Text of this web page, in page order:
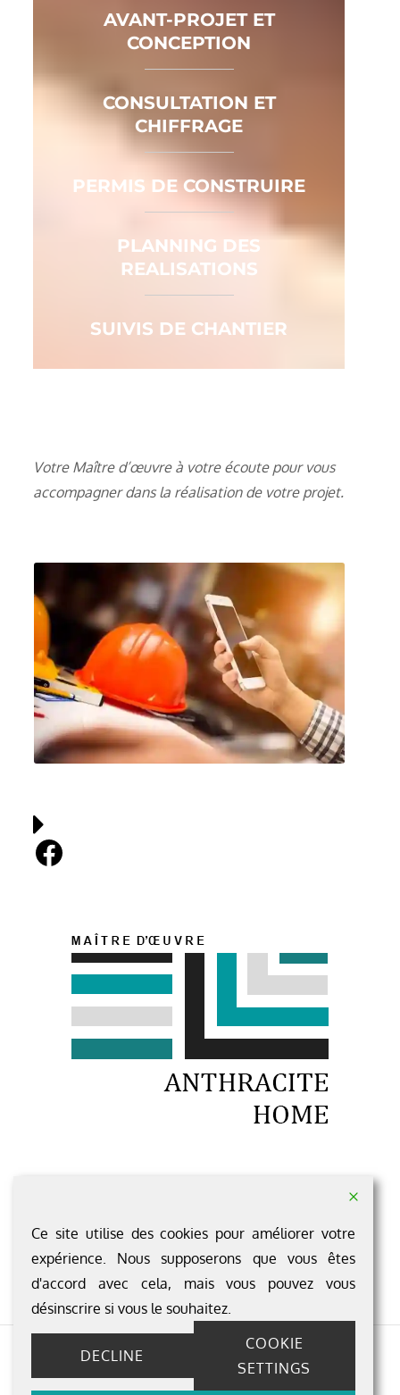
AVANT-PROJET ET
CONCEPTION
CONSULTATION ET
CHIFFRAGE
PERMIS DE CONSTRUIRE
PLANNING DES
REALISATIONS
SUIVIS DE CHANTIER
Votre Maître d’œuvre à votre écoute pour vous
accompagner dans la réalisation de votre projet.
Facebook
49 500 SEGRE-EN-ANJOU BLEU
Pour nous contacter c'est ici ...
Copyright © 2026
Anthracite Home
All Rights Reserved | Anthracite
Ce site utilise des cookies pour améliorer votre
expérience. Nous supposerons que vous êtes
d'accord avec cela, mais vous pouvez vous
désinscrire si vous le souhaitez.
DECLINE
COOKIE
SETTINGS